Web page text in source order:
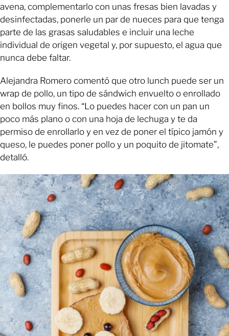
avena, complementarlo con unas fresas bien lavadas y
desinfectadas, ponerle un par de nueces para que tenga
parte de las grasas saludables e incluir una leche
individual de origen vegetal y, por supuesto, el agua que
nunca debe faltar.
Alejandra Romero comentó que otro lunch puede ser un
wrap de pollo, un tipo de sándwich envuelto o enrollado
en bollos muy finos. “Lo puedes hacer con un pan un
poco más plano o con una hoja de lechuga y te da
permiso de enrollarlo y en vez de poner el típico jamón y
queso, le puedes poner pollo y un poquito de jitomate”,
detalló.